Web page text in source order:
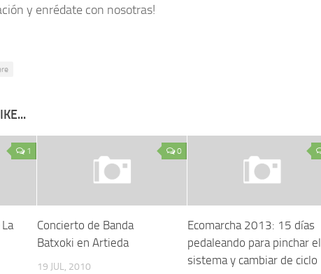
y enrédate con nosotras!
1 0
Concierto de Banda
Batxoki en Artieda
19 JUL, 2010
Ecomarcha 2013: 15 días
pedaleando para pinchar el
sistema y cambiar de ciclo